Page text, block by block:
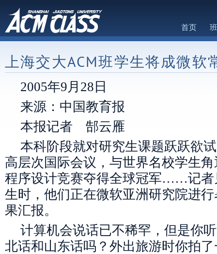
首页
上海交大ACM班学生将成微软
2005年9月28日
来源：中国教育报
本报记者 郜云雁
本科阶段就对研究生课题跃跃欲
高层次国际会议，与世界名校学生
程序设计竞赛夺得全球冠军……记者
生时，他们正在微软亚洲研究院进
果汇报。
计算机会说话已不稀罕，但是你
北话和山东话吗？外出旅游时你拍